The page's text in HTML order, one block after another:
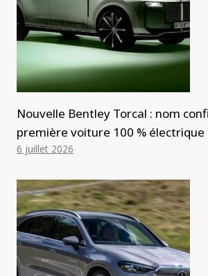
Nouvelle Bentley Torcal : nom
première voiture 100 % électrique
6 juillet 2026